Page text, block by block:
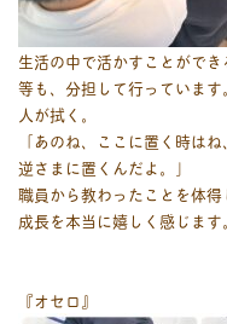
生活の中で活かすことがで
等も、分担して行っていま
人が拭く。
「あのね、ここに置く時は
逆さまに置くんだよ。」
職員から教わったことを体
成長を本当に嬉しく感じます。
『オセロ』